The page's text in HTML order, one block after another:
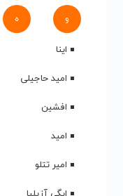
و ه
اینا
امید حاجیلی
افشین
امید
امیر تتلو